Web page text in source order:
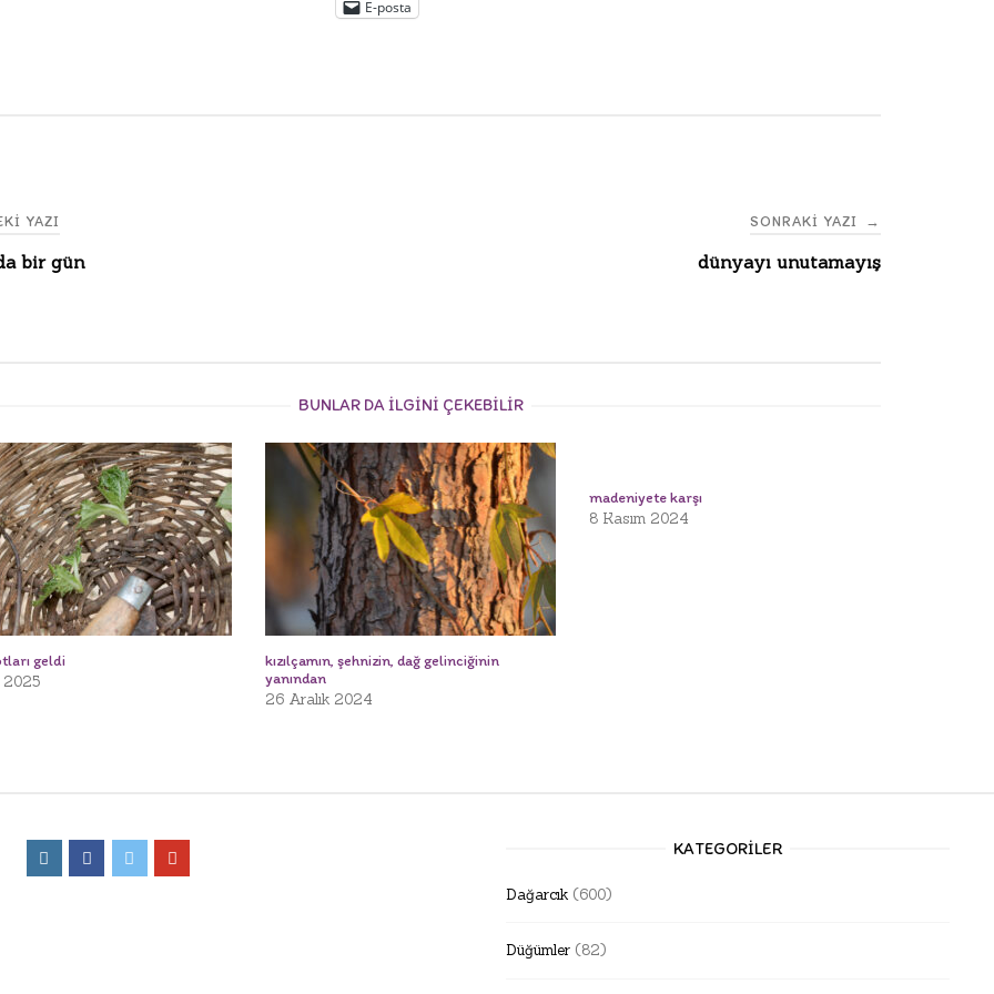
E-posta
YAZI
bir gün
SONRAKI YAZI →
dünyayı unutamayış
BUNLAR DA ILGINI ÇEKEBILIR
geldi
kızılçamın, şehnizin, dağ gelinciğinin
yanından
26 Aralık 2024
madeniyete karşı
8 Kasım 2024
KATEGORILER
Dağarcık(600)
Düğümler(82)